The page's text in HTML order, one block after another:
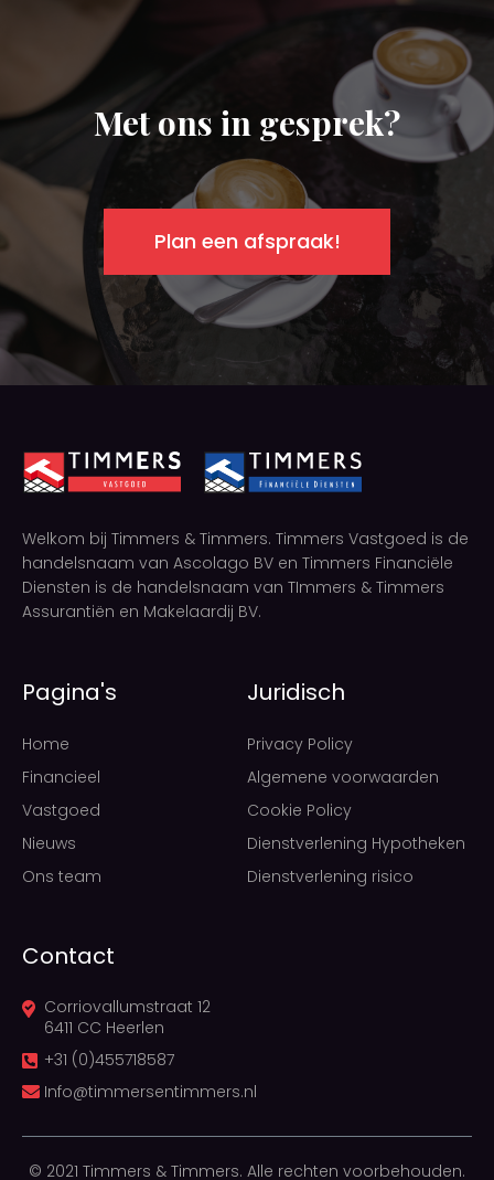
Met ons in gesprek?
Plan een afspraak!
Welkom bij Timmers & Timmers. Timmers Vastgoed is de
handelsnaam van Ascolago BV en Timmers Financiële
Diensten is de handelsnaam van TImmers & Timmers
Assurantiën en Makelaardij BV.
Pagina's
Home
Financieel
Vastgoed
Nieuws
Ons team
Juridisch
Privacy Policy
Algemene voorwaarden
Cookie Policy
Dienstverlening Hypotheken
Dienstverlening risico
Contact
Corriovallumstraat 12
6411 CC Heerlen
+31 (0)455718587
Info@timmersentimmers.nl
© 2021 Timmers & Timmers. Alle rechten voorbehouden.